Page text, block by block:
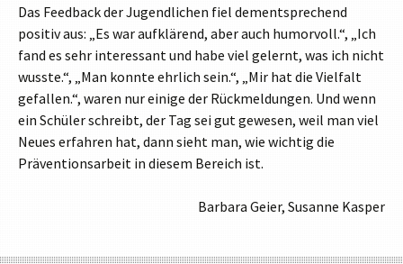
Das Feedback der Jugendlichen fiel dementsprechend
positiv aus: „Es war aufklärend, aber auch humorvoll.“, „Ich
fand es sehr interessant und habe viel gelernt, was ich nicht
wusste.“, „Man konnte ehrlich sein.“, „Mir hat die Vielfalt
gefallen.“, waren nur einige der Rückmeldungen. Und wenn
ein Schüler schreibt, der Tag sei gut gewesen, weil man viel
Neues erfahren hat, dann sieht man, wie wichtig die
Präventionsarbeit in diesem Bereich ist.
Barbara Geier, Susanne Kasper